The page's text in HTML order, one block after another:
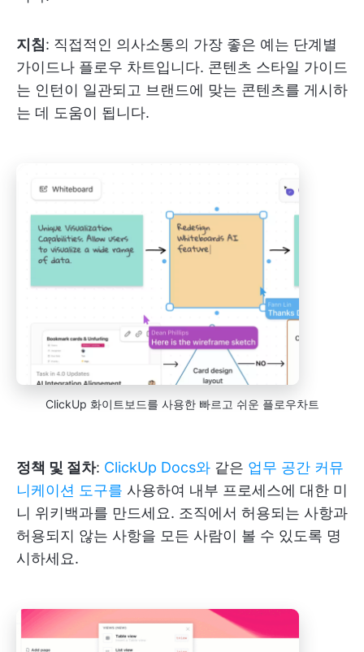
지침: 직접적인 의사소통의 가장 좋은 예는 단계별
가이드나 플로우 차트입니다. 콘텐츠 스타일 가이드
는 인턴이 일관되고 브랜드에 맞는 콘텐츠를 게시하
는 데 도움이 됩니다.
ClickUp 화이트보드를 사용한 빠르고 쉬운 플로우차트
정책 및 절차: ClickUp Docs와 같은 업무 공간 커뮤
니케이션 도구를 사용하여 내부 프로세스에 대한 미
니 위키백과를 만드세요. 조직에서 허용되는 사항과
허용되지 않는 사항을 모든 사람이 볼 수 있도록 명
시하세요.